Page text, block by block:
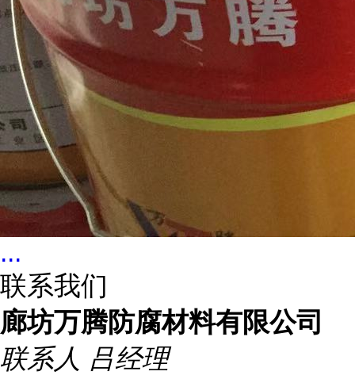
...
联系我们
廊坊万腾防腐材料有限公司
联系人 吕经理